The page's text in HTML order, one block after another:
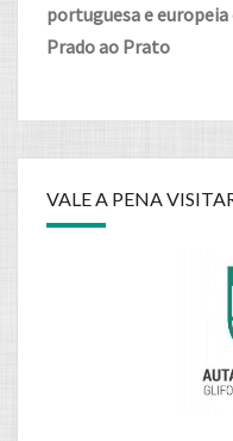
portuguesa e
Prado ao Prato
VALE A PENA